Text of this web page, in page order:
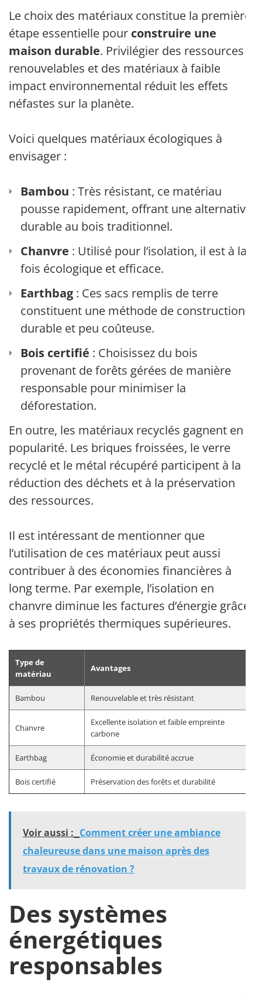
Le choix des matériaux constitue la première
étape essentielle pour construire une
maison durable. Privilégier des ressources
renouvelables et des matériaux à faible
impact environnemental réduit les effets
néfastes sur la planète.
Voici quelques matériaux écologiques à
envisager :
Bambou : Très résistant, ce matériau
pousse rapidement, offrant une alternative
durable au bois traditionnel.
Chanvre : Utilisé pour l’isolation, il est à la
fois écologique et efficace.
Earthbag : Ces sacs remplis de terre
constituent une méthode de construction
durable et peu coûteuse.
Bois certifié : Choisissez du bois
provenant de forêts gérées de manière
responsable pour minimiser la
déforestation.
En outre, les matériaux recyclés gagnent en
popularité. Les briques froissées, le verre
recyclé et le métal récupéré participent à la
réduction des déchets et à la préservation
des ressources.
Il est intéressant de mentionner que
l’utilisation de ces matériaux peut aussi
contribuer à des économies financières à
long terme. Par exemple, l’isolation en
chanvre diminue les factures d’énergie grâce
à ses propriétés thermiques supérieures.
Type de
matériau
Avantages
Bambou Renouvelable et très résistant
Chanvre
Excellente isolation et faible empreinte
carbone
Earthbag Économie et durabilité accrue
Bois certifié Préservation des forêts et durabilité
Voir aussi : Comment créer une ambiance
chaleureuse dans une maison après des
travaux de rénovation ?
Des systèmes
énergétiques
responsables